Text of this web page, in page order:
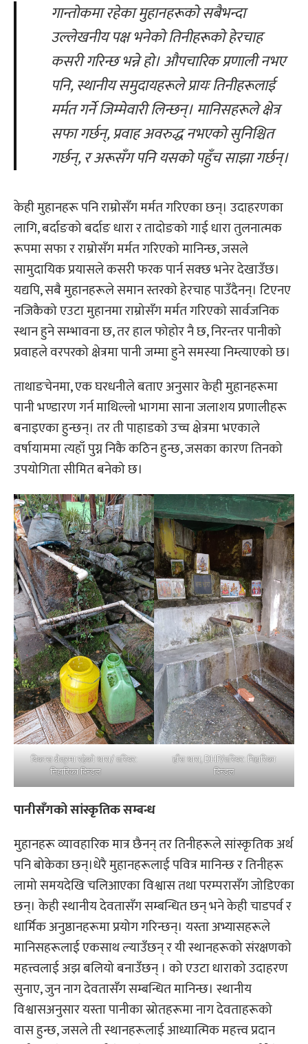
गान्तोकमा रहेका मुहानहरूको सबैभन्दा
उल्लेखनीय पक्ष भनेको तिनीहरूको हेरचाह
कसरी गरिन्छ भन्ने हो। औपचारिक प्रणाली नभए
पनि, स्थानीय समुदायहरूले प्रायः तिनीहरूलाई
मर्मत गर्ने जिम्मेवारी लिन्छन्। मानिसहरूले क्षेत्र
सफा गर्छन्, प्रवाह अवरुद्ध नभएको सुनिश्चित
गर्छन्, र अरूसँगपनि यसकोपहुँच साझा गर्छन्।
केही मुहानहरू पनि राम्रोसँग मर्मत गरिएका छन्। उदाहरणका
लागि, बर्दाङको बर्दाङ धारा र तादोङको गाई धारा तुलनात्मक
रूपमा सफा र राम्रोसँग मर्मत गरिएको मानिन्छ, जसले
सामुदायिक प्रयासले कसरी फरक पार्न सक्छ भनेर देखाउँछ।
यद्यपि, सबै मुहानहरूले समान स्तरको हेरचाह पाउँदैनन्। टिएनए
नजिकैको एउटा मुहानमा राम्रोसँग मर्मत गरिएको सार्वजनिक
स्थान हुने सम्भावना छ, तर हाल फोहोर नै छ, निरन्तर पानीको
प्रवाहले वरपरको क्षेत्रमा पानी जम्मा हुने समस्या निम्त्याएको छ।
ताथाङचेनमा, एक घरधनीले बताए अनुसार केही मुहानहरूमा
पानी भण्डारण गर्न माथिल्लो भागमा साना जलाशय प्रणालीहरू
बनाइएका हुन्छन्। तर ती पाहाडको उच्च क्षेत्रमा भएकाले
वर्षायाममा त्यहाँ पुग्न निकै कठिन हुन्छ, जसका कारण तिनको
उपयोगिता सीमित बनेको छ।
विकास क्षेत्रमा रहेको धारा/ तस्बिर:
निहारिका बिन्डल
हाँस धारा, DHP/तस्बिर: निहारिका
बिन्डल
पानीसँगको सांस्कृतिक सम्बन्ध
मुहानहरू व्यावहारिक मात्र छैनन् तर तिनीहरूले सांस्कृतिक अर्थ
पनि बोकेका छन्।धेरै मुहानहरूलाई पवित्र मानिन्छ र तिनीहरू
लामो समयदेखि चलिआएका विश्वास तथा परम्परासँग जोडिएका
छन्। केही स्थानीय देवतासँग सम्बन्धित छन् भने केही चाडपर्व र
धार्मिक अनुष्ठानहरूमा प्रयोग गरिन्छन्। यस्ता अभ्यासहरूले
मानिसहरूलाई एकसाथ ल्याउँछन् र यी स्थानहरूको संरक्षणको
महत्त्वलाई अझ बलियो बनाउँछन् । को एउटा धाराको उदाहरण
सुनाए, जुन नाग देवतासँग सम्बन्धित मानिन्छ। स्थानीय
विश्वासअनुसार यस्ता पानीका स्रोतहरूमा नाग देवताहरूको
वास हुन्छ, जसले ती स्थानहरूलाई आध्यात्मिक महत्त्व प्रदान